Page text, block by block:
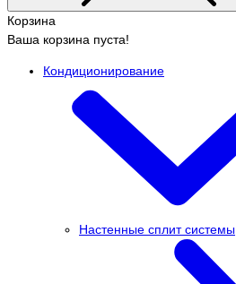
Корзина
Ваша корзина пуста!
Кондиционирование
Настенные сплит системы